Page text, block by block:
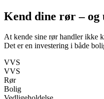
Kend dine rør – og
At kende sine rør handler ikke
Det er en investering i både
VVS
VVS
Rør
Bolig